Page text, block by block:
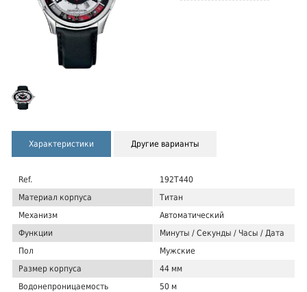
Характеристики Другие варианты
Ref.
192T440
Материал корпуса
Титан
Механизм
Автоматический
Функции
Минуты / Секунды / Часы / Дата
Пол
Мужские
Размер корпуса
44 мм
Водонепроницаемость
50 м